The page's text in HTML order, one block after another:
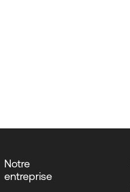
Notre
entreprise